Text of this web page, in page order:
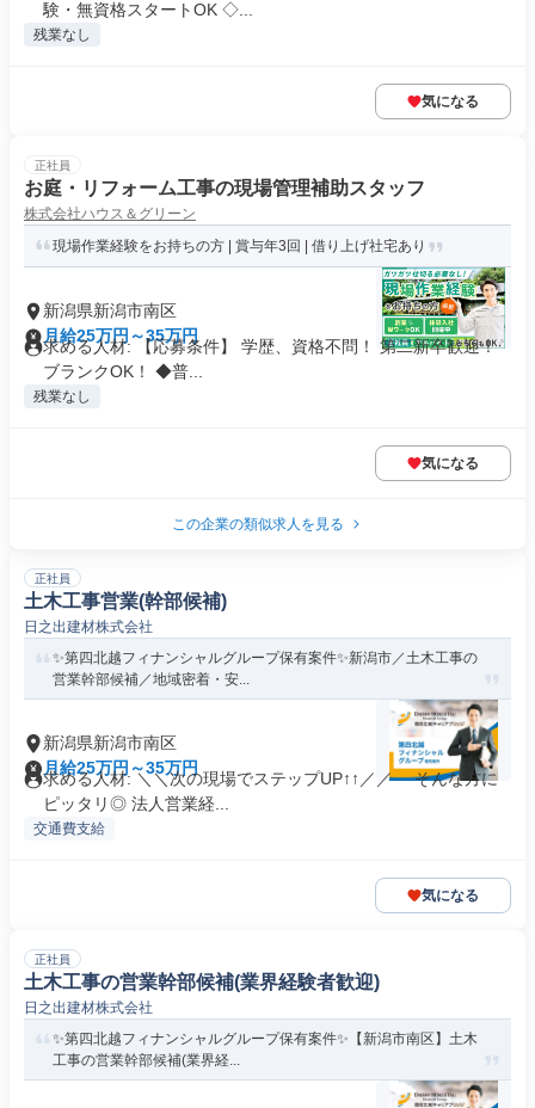
験・無資格スタートOK ◇...
残業なし
気になる
正社員
お庭・リフォーム工事の現場管理補助スタッフ
株式会社ハウス＆グリーン
現場作業経験をお持ちの方 | 賞与年3回 | 借り上げ社宅あり
新潟県新潟市南区
月給25万円～35万円
求める人材: 【応募条件】 学歴、資格不問！ 第二新卒歓迎！
ブランクOK！ ◆普...
残業なし
気になる
この企業の類似求人を見る
正社員
土木工事営業(幹部候補)
日之出建材株式会社
✨️第四北越フィナンシャルグループ保有案件✨️新潟市／土木工事の
営業幹部候補／地域密着・安...
新潟県新潟市南区
月給25万円～35万円
求める人材: ＼＼次の現場でステップUP↑↑／／ そんな方に
ピッタリ◎ 法人営業経...
交通費支給
気になる
正社員
土木工事の営業幹部候補(業界経験者歓迎)
日之出建材株式会社
✨️第四北越フィナンシャルグループ保有案件✨️【新潟市南区】土木
工事の営業幹部候補(業界経...